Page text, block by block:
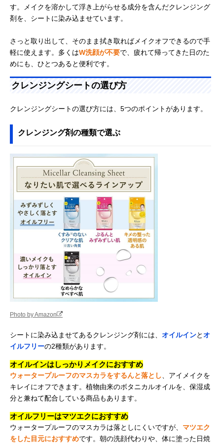
す。メイクを溶かして浮き上がらせる成分を含んだクレンジング
剤を、シートに染み込ませています。
さっと取り出して、そのまま拭き取ればメイクオフできるので手
軽に使えます。多くはW洗顔が不要で、疲れて帰ってきた日のた
めにも、ひとつあると便利です。
クレンジングシートの選び方
クレンジングシートの選び方には、5つのポイントがあります。
クレンジング剤の種類で選ぶ
Photo by Amazon
シートに染み込ませてあるクレンジング剤には、 オイルインとオ
イルフリーの2種類があります。
オイルインはしっかりメイクにおすすめ
ウォータープルーフのマスカラをするんと落とし 、アイメイクを
キレイにオフできます。植物由来のボタニカルオイルを、保湿成
分と兼ねて配合している商品もあります。
オイルフリーはマツエクにおすすめ
ウォータープルーフのマスカラは落としにくいですが、 マツエク
をした目元におすすめです。朝の洗顔代わりや、体に塗った日焼